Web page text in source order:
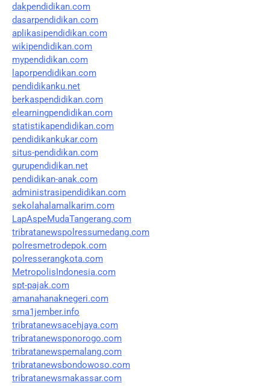
dakpendidikan.com
dasarpendidikan.com
aplikasipendidikan.com
wikipendidikan.com
mypendidikan.com
laporpendidikan.com
pendidikanku.net
berkaspendidikan.com
elearningpendidikan.com
statistikapendidikan.com
pendidikankukar.com
situs-pendidikan.com
gurupendidikan.net
pendidikan-anak.com
administrasipendidikan.com
sekolahalamalkarim.com
LapAspeMudaTangerang.com
tribratanewspolressumedang.com
polresmetrodepok.com
polresserangkota.com
MetropolisIndonesia.com
spt-pajak.com
amanahanaknegeri.com
sma1jember.info
tribratanewsacehjaya.com
tribratanewsponorogo.com
tribratanewspemalang.com
tribratanewsbondowoso.com
tribratanewsmakassar.com